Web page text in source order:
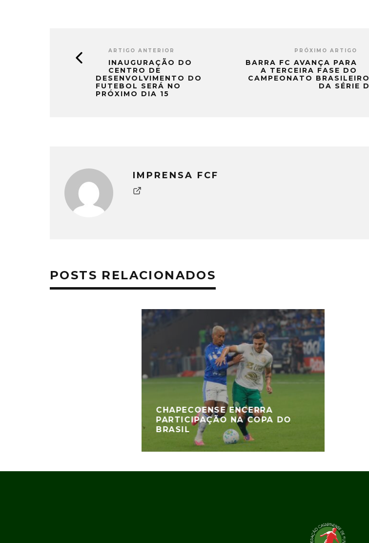
ARTIGO ANTERIOR
INAUGURAÇÃO DO
CENTRO DE
DESENVOLVIMENTO DO
FUTEBOL SERÁ NO
PRÓXIMO DIA 15
PRÓXIMO ARTIGO
BARRA FC AVANÇA PARA
A TERCEIRA FASE DO
CAMPEONATO BRASILEIRO
DA SÉRIE D
IMPRENSA FCF
POSTS RELACIONADOS
CHAPECOENSE ENCERRA
PARTICIPAÇÃO NA COPA DO
BRASIL